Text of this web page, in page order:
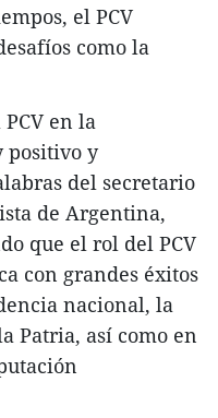
el PCV
como la
en la
positivo y
del secretario
de Argentina,
que el rol del PCV
con grandes éxitos
nacional, la
Patria, así como en